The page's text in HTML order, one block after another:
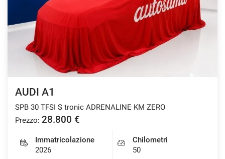
AUDI A1
SPB 30 TFSI S tronic ADRENALINE KM ZERO
Prezzo: 28.800 €
Immatricolazione
2026
Chilometri
50
policy.
rivedere
modificare
scelte
in
qualsiasi
momento.